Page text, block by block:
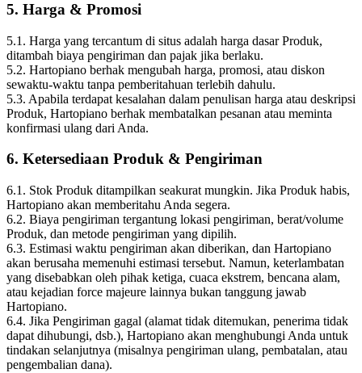
5. Harga & Promosi
5.1. Harga yang tercantum di situs adalah harga dasar Produk,
ditambah biaya pengiriman dan pajak jika berlaku.
5.2. Hartopiano berhak mengubah harga, promosi, atau diskon
sewaktu-waktu tanpa pemberitahuan terlebih dahulu.
5.3. Apabila terdapat kesalahan dalam penulisan harga atau deskripsi
Produk, Hartopiano berhak membatalkan pesanan atau meminta
konfirmasi ulang dari Anda.
6. Ketersediaan Produk & Pengiriman
6.1. Stok Produk ditampilkan seakurat mungkin. Jika Produk habis,
Hartopiano akan memberitahu Anda segera.
6.2. Biaya pengiriman tergantung lokasi pengiriman, berat/volume
Produk, dan metode pengiriman yang dipilih.
6.3. Estimasi waktu pengiriman akan diberikan, dan Hartopiano
akan berusaha memenuhi estimasi tersebut. Namun, keterlambatan
yang disebabkan oleh pihak ketiga, cuaca ekstrem, bencana alam,
atau kejadian force majeure lainnya bukan tanggung jawab
Hartopiano.
6.4. Jika Pengiriman gagal (alamat tidak ditemukan, penerima tidak
dapat dihubungi, dsb.), Hartopiano akan menghubungi Anda untuk
tindakan selanjutnya (misalnya pengiriman ulang, pembatalan, atau
pengembalian dana).